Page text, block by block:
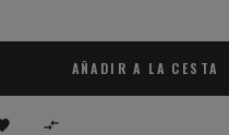
AÑADIR A LA CESTA
